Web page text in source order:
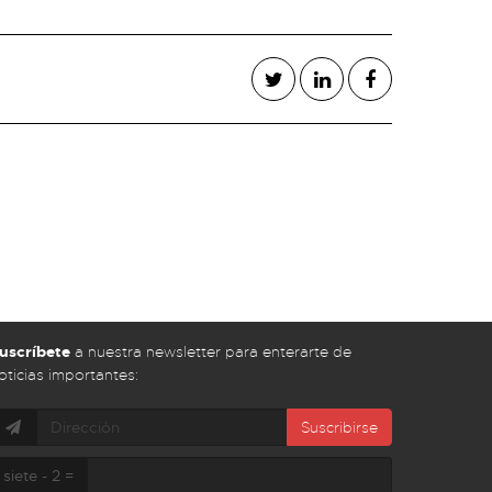
a nuestra newsletter para enterarte de
importantes:
Suscribirse
siete - 2 =